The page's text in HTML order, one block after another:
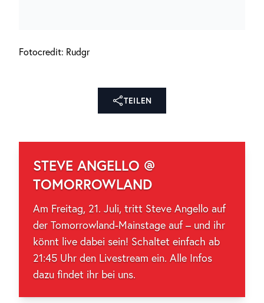
Fotocredit: Rudgr
TEILEN
STEVE ANGELLO @
TOMORROWLAND
Am Freitag, 21. Juli, tritt Steve Angello auf
der Tomorrowland-Mainstage auf – und ihr
könnt live dabei sein! Schaltet einfach ab
21:45 Uhr den Livestream ein. Alle Infos
dazu findet ihr bei uns.